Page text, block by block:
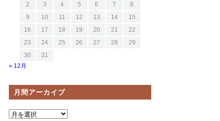
2
3 4 5 6 7
8
9
10 11 12 13 14
15
16
17 18 19 20 21
22
23
24 25 26 27 28
29
30
31
« 12月
月間アーカイブ